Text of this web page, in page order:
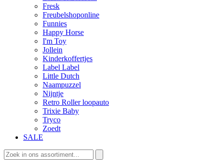
Fresk
Freubelshoponline
Funnies
Happy Horse
I'm Toy
Jollein
Kinderkoffertjes
Label Label
Little Dutch
Naampuzzel
Nijntje
Retro Roller loopauto
Trixie Baby
Tryco
Zoedt
SALE
Zoeken
naar: